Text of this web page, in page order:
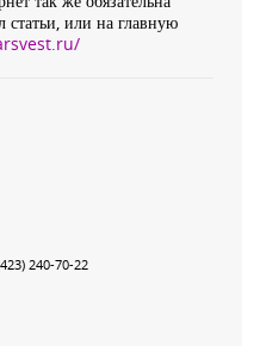
статьи, или на главную
240-70-22